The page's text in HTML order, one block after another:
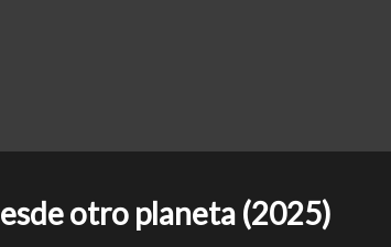
otro planeta (2025)